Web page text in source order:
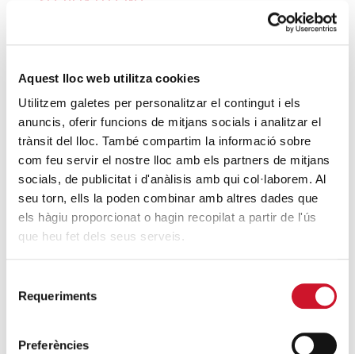
Aquest lloc web utilitza cookies
Utilitzem galetes per personalitzar el contingut i els
anuncis, oferir funcions de mitjans socials i analitzar el
trànsit del lloc. També compartim la informació sobre
com feu servir el nostre lloc amb els partners de mitjans
socials, de publicitat i d'anàlisis amb qui col·laborem. Al
seu torn, ells la poden combinar amb altres dades que
els hàgiu proporcionat o hagin recopilat a partir de l'ús
que heu fet dels seus serveis.
Requeriments
Preferències
Una crisi social que ja fa massa temps que
SEGUEIX LLEGINT
1.000 persones aconsegueixen un
contracte laboral en un any i mig a través
de Feina amb Cor de Càritas Diocesana de
Barcelona
SEGUEIX LLEGINT
Càritas expressa la seva preocupació per
protecció de la dignitat humana